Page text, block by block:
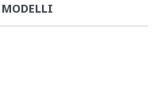
MODELLI